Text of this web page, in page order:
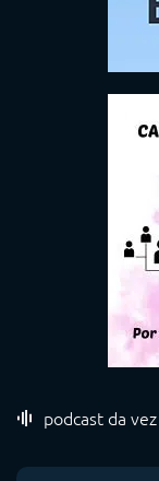
podcast da vez